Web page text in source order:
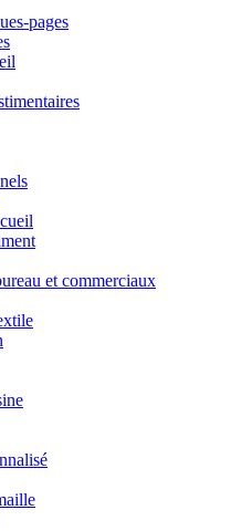
pages
et commerciaux